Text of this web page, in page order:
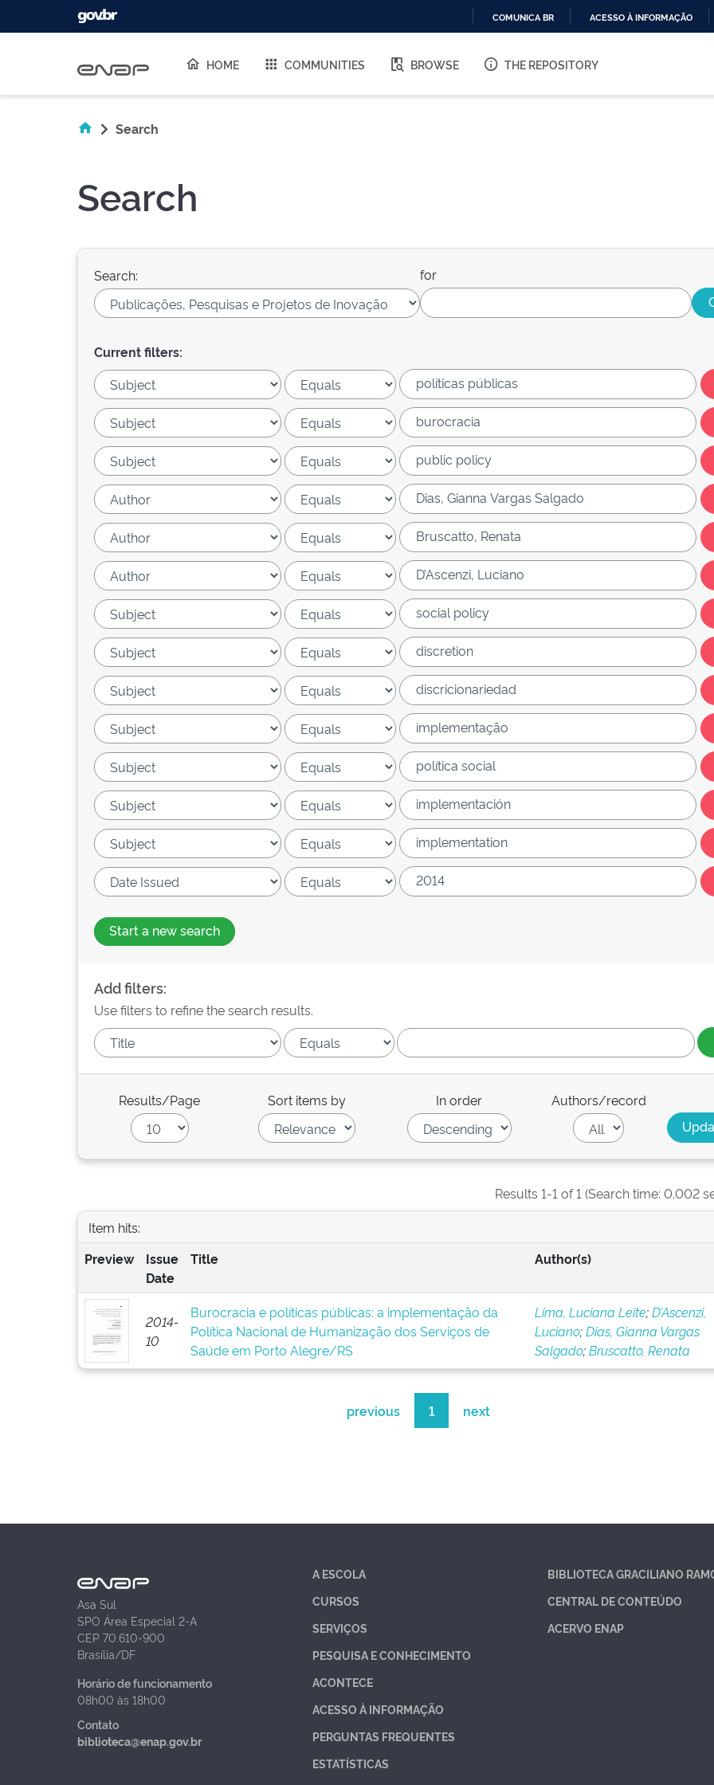
O
COMUNICA BR ACESSO À INFORMAÇÃO
HOME COMMUNITIES BROWSE THE REPOSITORY
Search
Search
Search: for
Current filters:
Start a new search
Add filters:
Use filters to refine the search results.
Results/Page Sort items by In order Authors/record
Results 1-1 of 1 (Search time: 0.002
Item hits:
Preview
Issue
Date
Title Author(s)
2014-
10
Burocracia e políticas públicas: a implementação da
Política Nacional de Humanização dos Serviços de
Saúde em Porto Alegre/RS
Lima, Luciana Leite;D’Ascenzi,
Luciano;Dias, Gianna Vargas
Salgado;Bruscatto, Renata
previous 1 next
Asa Sul
SPO Área Especial 2-A
CEP 70.610-900
Brasília/DF
Horário de funcionamento
08h00 às 18h00
Contato
biblioteca@enap.gov.br
A ESCOLA
CURSOS
SERVIÇOS
PESQUISA E CONHECIMENTO
ACONTECE
ACESSO À INFORMAÇÃO
PERGUNTAS FREQUENTES
ESTATÍSTICAS
BIBLIOTECA GRACILIANO
CENTRAL DE CONTEÚDO
ACERVO ENAP